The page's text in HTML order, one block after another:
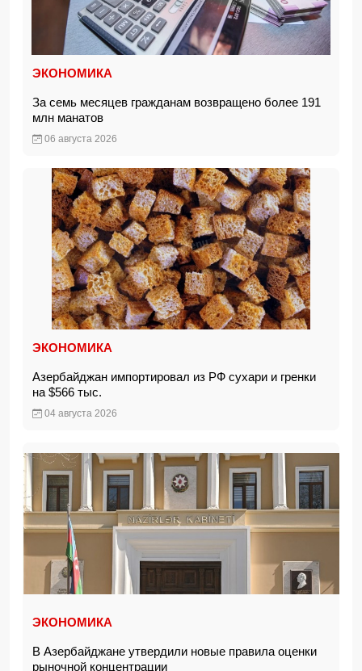
ЭКОНОМИКА
За семь месяцев гражданам возвращено более 191
млн манатов
06 августа 2026
ЭКОНОМИКА
Азербайджан импортировал из РФ сухари и гренки
на $566 тыс.
04 августа 2026
ЭКОНОМИКА
В Азербайджане утвердили новые правила оценки
рыночной концентрации